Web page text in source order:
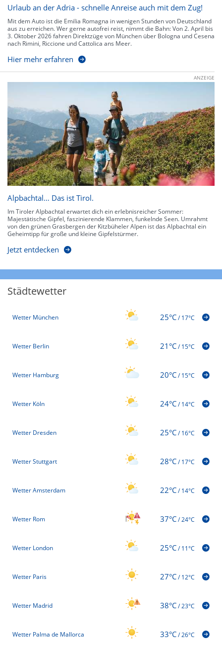
Urlaub an der Adria - schnelle Anreise auch mit dem Zug!
Mit dem Auto ist die Emilia Romagna in wenigen Stunden von Deutschland
aus zu erreichen. Wer gerne autofrei reist, nimmt die Bahn: Von 2. April bis
3. Oktober 2026 fahren Direktzüge von München über Bologna und Cesena
nach Rimini, Riccione und Cattolica ans Meer.
Hier mehr erfahren
ANZEIGE
Alpbachtal… Das ist Tirol.
Im Tiroler Alpbachtal erwartet dich ein erlebnisreicher Sommer:
Majestätische Gipfel, faszinierende Klammen, funkelnde Seen. Umrahmt
von den grünen Grasbergen der Kitzbüheler Alpen ist das Alpbachtal ein
Geheimtipp für große und kleine Gipfelstürmer.
Jetzt entdecken
Städtewetter
Wetter München 25°C/17°C
Wetter Berlin 21°C/15°C
Wetter Hamburg 20°C/15°C
Wetter Köln 24°C/14°C
Wetter Dresden 25°C/16°C
Wetter Stuttgart 28°C/17°C
Wetter Amsterdam 22°C/14°C
Wetter Rom 37°C/24°C
Wetter London 25°C/11°C
Wetter Paris 27°C/12°C
Wetter Madrid 38°C/23°C
Wetter Palma de Mallorca 33°C/26°C